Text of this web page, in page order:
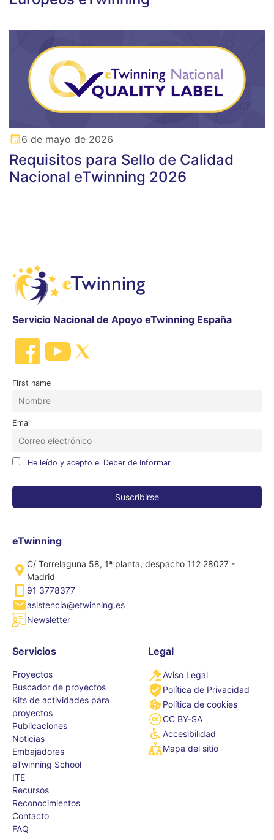
6 de mayo de 2026
Requisitos para Sello de Calidad
Nacional eTwinning 2026
Servicio Nacional de Apoyo eTwinning España
First name
Email
He leído y acepto el Deber de Informar
eTwinning
C/ Torrelaguna 58, 1ª planta, despacho 112 28027 -
Madrid
91 3778377
asistencia@etwinning.es
Newsletter
Servicios
Proyectos
Buscador de proyectos
Kits de actividades para
proyectos
Publicaciones
Noticias
Embajadores
eTwinning School
ITE
Recursos
Reconocimientos
Contacto
FAQ
Legal
Aviso Legal
Política de Privacidad
Política de cookies
CC BY-SA
Accesibilidad
Mapa del sitio